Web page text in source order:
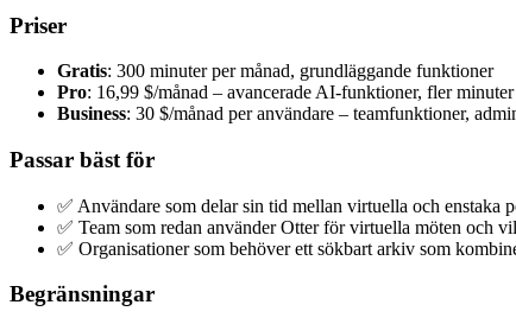
Priser
Gratis: 300 minuter per månad, grundläggande funktioner
Pro: 16,99 $/månad – avancerade AI-funktioner, fler minuter
Business: 30 $/månad per användare – teamfunktioner,
Passar bäst för
✅ Användare som delar sin tid mellan virtuella och enstaka
✅ Team som redan använder Otter för virtuella möten och
✅ Organisationer som behöver ett sökbart arkiv som
Begränsningar